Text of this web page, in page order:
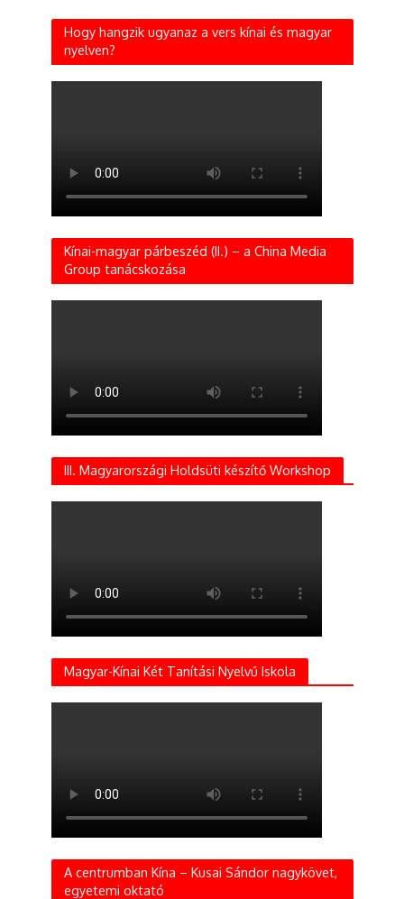
Hogy hangzik ugyanaz a vers kínai és magyar
nyelven?
Kínai-magyar párbeszéd (II.) – a China Media
Group tanácskozása
III. Magyarországi Holdsüti készítő Workshop
Magyar-Kínai Két Tanítási Nyelvű Iskola
A centrumban Kína – Kusai Sándor nagykövet,
egyetemi oktató